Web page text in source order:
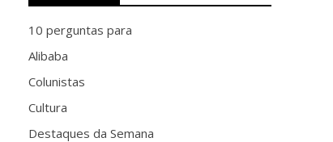
10 perguntas para
Alibaba
Colunistas
Cultura
Destaques da Semana